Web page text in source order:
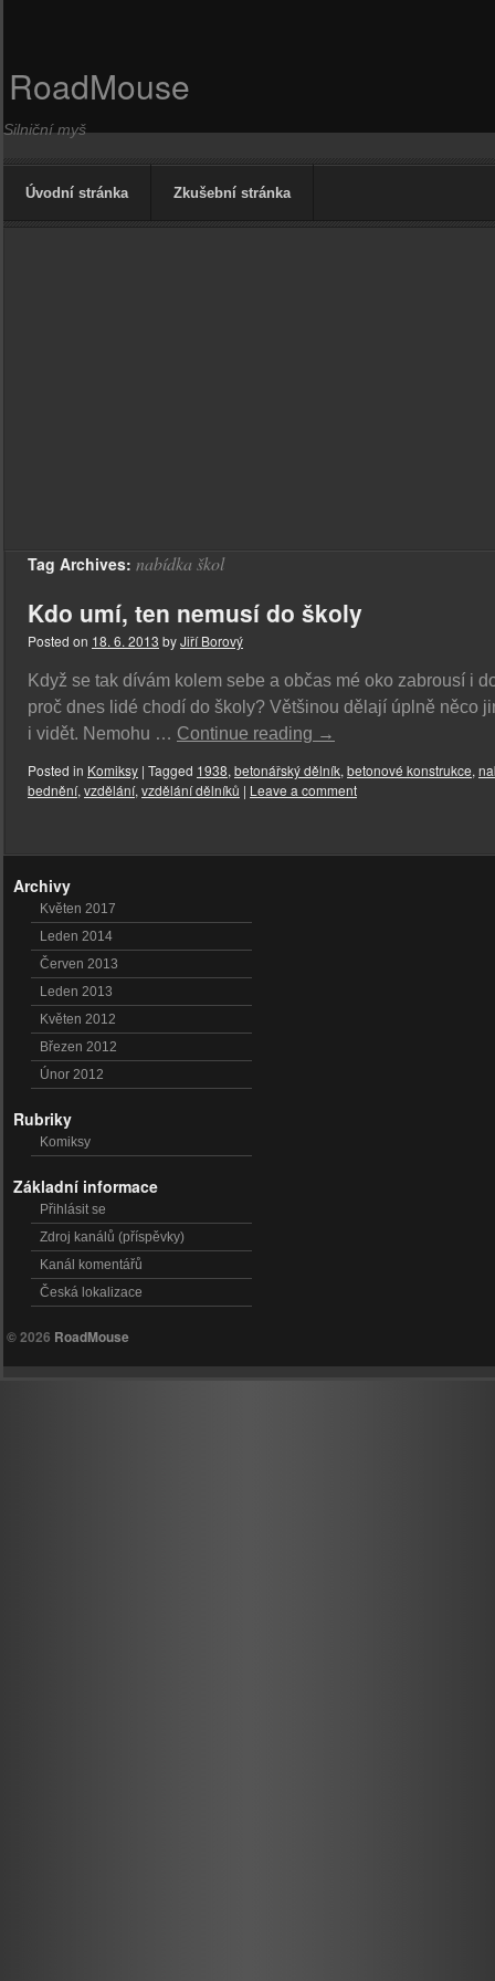
RoadMouse
Silniční myš
Úvodní stránka Zkušební stránka
Tag Archives: nabídka škol
Kdo umí, ten nemusí do školy
Posted on 18. 6. 2013 byJiří Borový
Když se tak dívám kolem sebe a občas mé oko zabrousí i
proč dnes lidé chodí do školy? Většinou dělají úplně něco
i vidět. Nemohu … Continue reading →
Posted in Komiksy | Tagged 1938, betonářský dělník, betonové konstrukce,
bednění, vzdělání, vzdělání dělníků | Leave a comment
Archivy
Květen 2017
Leden 2014
Červen 2013
Leden 2013
Květen 2012
Březen 2012
Únor 2012
Rubriky
Komiksy
Základní informace
Přihlásit se
Zdroj kanálů (příspěvky)
Kanál komentářů
Česká lokalizace
© 2026 RoadMouse